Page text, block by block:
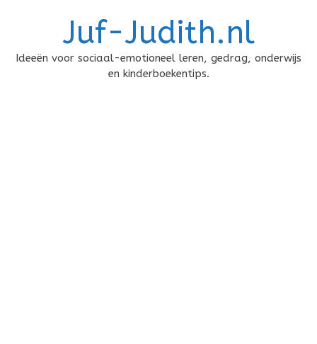
Juf-Judith.nl
Ideeën voor sociaal-emotioneel leren, gedrag, onderwijs
en kinderboekentips.